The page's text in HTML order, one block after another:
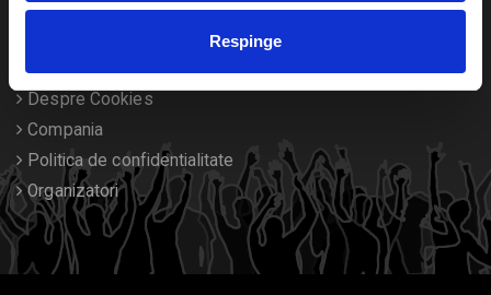
Respinge
Termeni si conditii
Despre Cookies
Compania
Politica de confidentialitate
Organizatori